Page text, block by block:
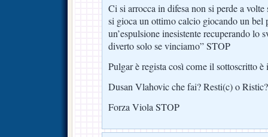
Ci si arrocca in difesa non si perde a
si gioca un ottimo calcio giocando un bel
un’espulsione inesistente recuperando lo
diverto solo se vinciamo” STOP
Pulgar è regista così come il sottoscritto
Dusan Vlahovic che fai? Resti(c) o
Forza Viola STOP